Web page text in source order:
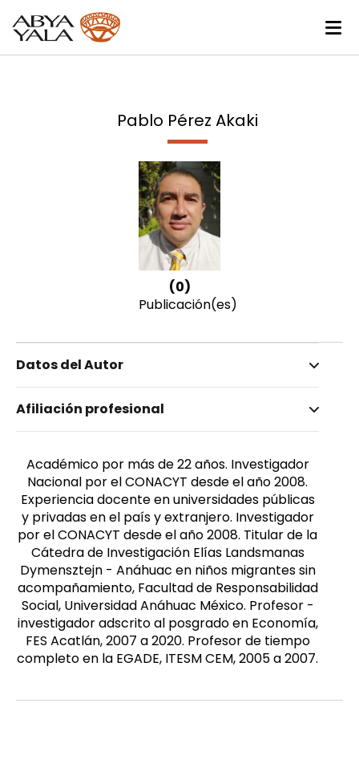
Pablo Pérez Akaki
(0)
Publicación(es)
Datos del Autor
Pérez Akaki, Pablo
Masculino
Afiliación profesional
Académico por más de 22 años. Investigador
Nacional por el CONACYT desde el año 2008.
Experiencia docente en universidades públicas
y privadas en el país y extranjero. Investigador
por el CONACYT desde el año 2008. Titular de la
Cátedra de Investigación Elías Landsmanas
Dymensztejn - Anáhuac en niños migrantes sin
acompañamiento, Facultad de Responsabilidad
Social, Universidad Anáhuac México. Profesor -
investigador adscrito al posgrado en Economía,
FES Acatlán, 2007 a 2020. Profesor de tiempo
completo en la EGADE, ITESM CEM, 2005 a 2007.